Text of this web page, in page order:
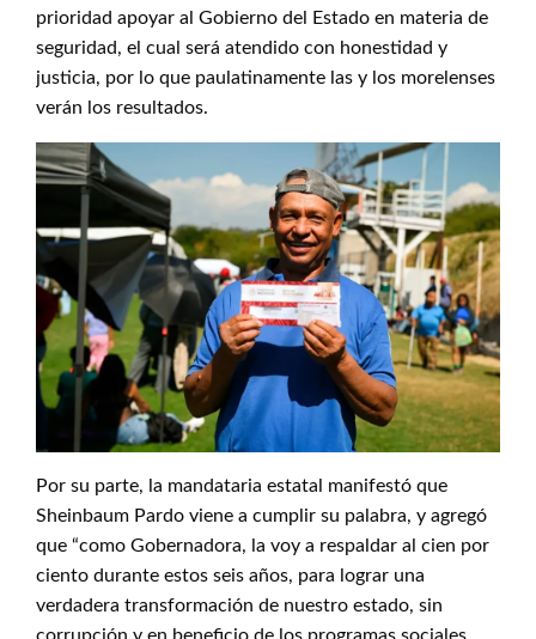
prioridad apoyar al Gobierno del Estado en materia de
seguridad, el cual será atendido con honestidad y
justicia, por lo que paulatinamente las y los morelenses
verán los resultados.
Por su parte, la mandataria estatal manifestó que
Sheinbaum Pardo viene a cumplir su palabra, y agregó
que “como Gobernadora, la voy a respaldar al cien por
ciento durante estos seis años, para lograr una
verdadera transformación de nuestro estado, sin
corrupción y en beneficio de los programas sociales